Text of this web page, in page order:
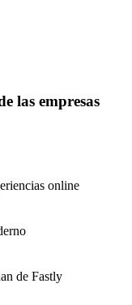
las empresas
online
de Fastly